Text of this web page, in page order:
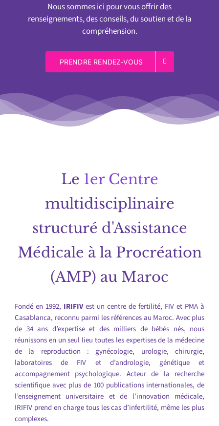
Nous sommes ici pour vous offrir des
renseignements, des conseils, du soutien et de la
compréhension.
PRENDRE RENDEZ-VOUS
Le 1er Centre
multidisciplinaire
structuré d'Assistance
Médicale à la Procréation
(AMP) au Maroc
Fondé en 1992, IRIFIVest un centre de fertilité, FIV et PMA à
Casablanca, reconnu parmi les références au Maroc. Avec plus
de 34 ans d’expertise et des milliers de bébés nés, nous
réunissons en un seul lieu toutes les expertises de la médecine
de la reproduction : gynécologie, urologie, chirurgie,
laboratoires de FIV et d’andrologie, génétique et
accompagnement psychologique. Acteur de la recherche
scientifique avec plus de 100 publications internationales, de
l’enseignement universitaire et de l’innovation médicale,
IRIFIV prend en charge tous les cas d’infertilité, même les plus
complexes.